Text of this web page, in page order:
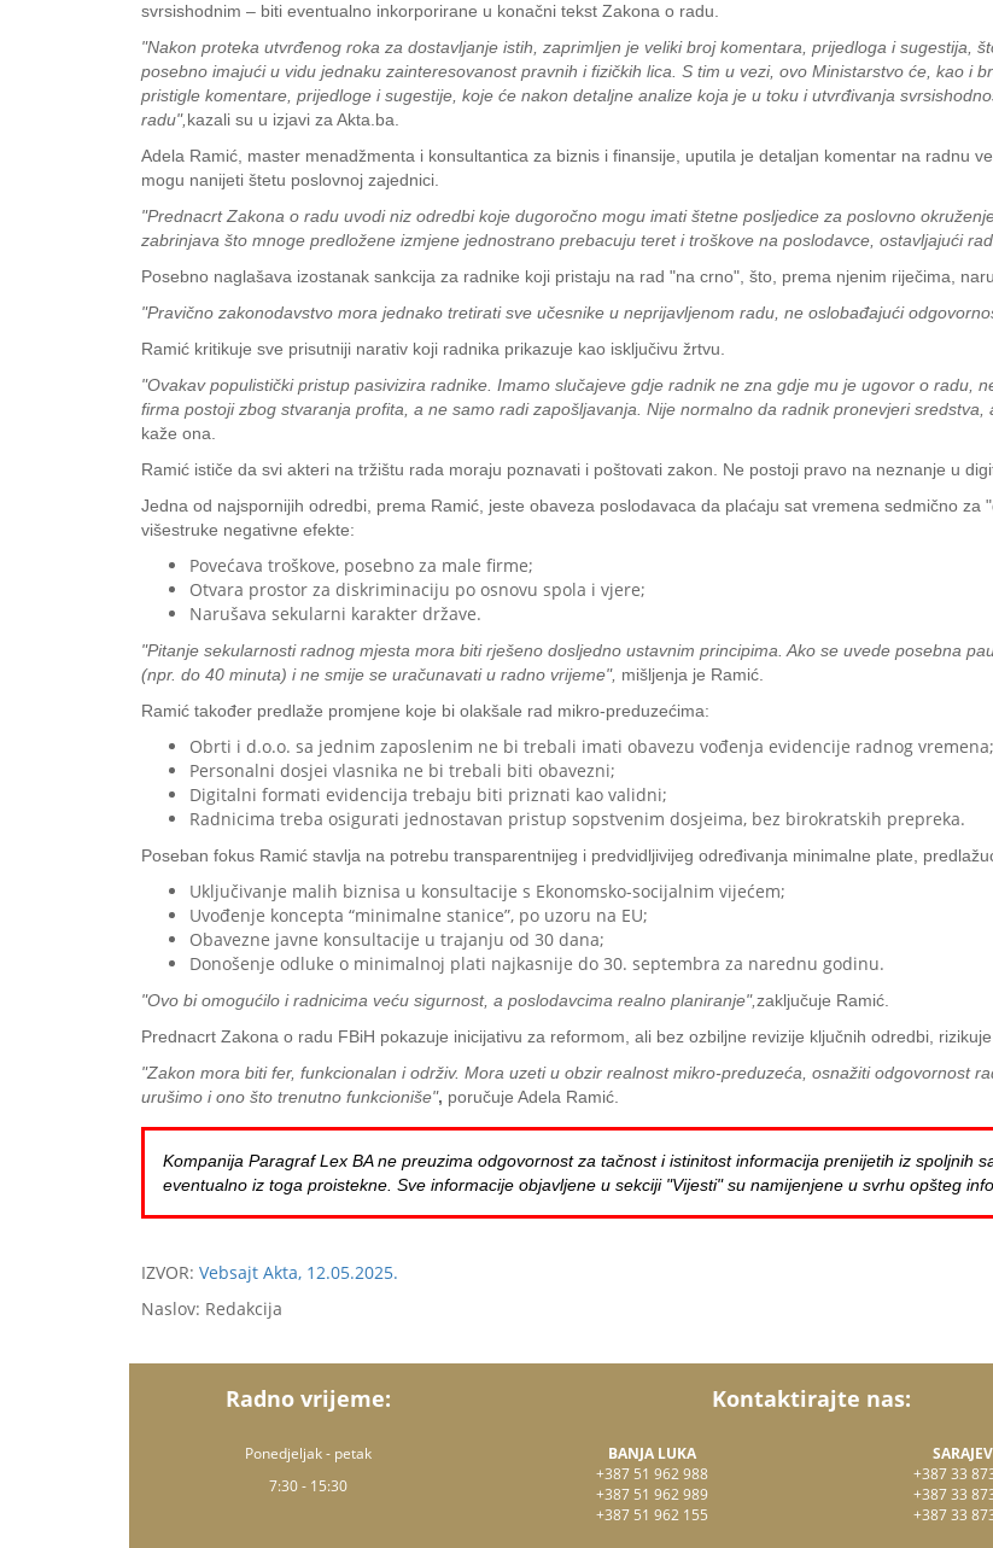
svrsishodnim – biti eventualno inkorporirane u konačni tekst Zakona o radu.
"Nakon proteka utvrđenog roka za dostavljanje istih, zaprimljen je veliki broj komentara, prijedloga i sugestija,
posebno imajući u vidu jednaku zainteresovanost pravnih i fizičkih lica. S tim u vezi, ovo Ministarstvo će, kao i
pristigle komentare, prijedloge i sugestije, koje će nakon detaljne analize koja je u toku i utvrđivanja
radu", kazali su u izjavi za Akta.ba.
Adela Ramić, master menadžmenta i konsultantica za biznis i finansije, uputila je detaljan komentar na radnu
mogu nanijeti štetu poslovnoj zajednici.
"Prednacrt Zakona o radu uvodi niz odredbi koje dugoročno mogu imati štetne posljedice za poslovno
zabrinjava što mnoge predložene izmjene jednostrano prebacuju teret i troškove na poslodavce, ostavljajući
Posebno naglašava izostanak sankcija za radnike koji pristaju na rad "na crno", što, prema njenim riječima,
"Pravično zakonodavstvo mora jednako tretirati sve učesnike u neprijavljenom radu, ne oslobađajući
Ramić kritikuje sve prisutniji narativ koji radnika prikazuje kao isključivu žrtvu.
"Ovakav populistički pristup pasivizira radnike. Imamo slučajeve gdje radnik ne zna gdje mu je ugovor o radu,
firma postoji zbog stvaranja profita, a ne samo radi zapošljavanja. Nije normalno da radnik pronevjeri
kaže ona.
Ramić ističe da svi akteri na tržištu rada moraju poznavati i poštovati zakon. Ne postoji pravo na neznanje u
Jedna od najspornijih odredbi, prema Ramić, jeste obaveza poslodavaca da plaćaju sat vremena sedmično
višestruke negativne efekte:
Povećava troškove, posebno za male firme;
Otvara prostor za diskriminaciju po osnovu spola i vjere;
Narušava sekularni karakter države.
"Pitanje sekularnosti radnog mjesta mora biti rješeno dosljedno ustavnim principima. Ako se uvede posebna
(npr. do 40 minuta) i ne smije se uračunavati u radno vrijeme", mišljenja je Ramić.
Ramić također predlaže promjene koje bi olakšale rad mikro-preduzećima:
Obrti i d.o.o. sa jednim zaposlenim ne bi trebali imati obavezu vođenja evidencije radnog vremena;
Personalni dosjei vlasnika ne bi trebali biti obavezni;
Digitalni formati evidencija trebaju biti priznati kao validni;
Radnicima treba osigurati jednostavan pristup sopstvenim dosjeima, bez birokratskih prepreka.
Poseban fokus Ramić stavlja na potrebu transparentnijeg i predvidljivijeg određivanja minimalne plate,
Uključivanje malih biznisa u konsultacije s Ekonomsko-socijalnim vijećem;
Uvođenje koncepta “minimalne stanice”, po uzoru na EU;
Obavezne javne konsultacije u trajanju od 30 dana;
Donošenje odluke o minimalnoj plati najkasnije do 30. septembra za narednu godinu.
"Ovo bi omogućilo i radnicima veću sigurnost, a poslodavcima realno planiranje",zaključuje Ramić.
Prednacrt Zakona o radu FBiH pokazuje inicijativu za reformom, ali bez ozbiljne revizije ključnih odredbi,
"Zakon mora biti fer, funkcionalan i održiv. Mora uzeti u obzir realnost mikro-preduzeća, osnažiti odgovornost
urušimo i ono što trenutno funkcioniše", poručuje Adela Ramić.
Kompanija Paragraf Lex BA ne preuzima odgovornost za tačnost i istinitost informacija prenijetih iz spoljnih
eventualno iz toga proistekne. Sve informacije objavljene u sekciji "Vijesti" su namijenjene u svrhu opšteg
IZVOR: Vebsajt Akta, 12.05.2025.
Naslov: Redakcija
Radno vrijeme:
Ponedjeljak - petak
7:30 - 15:30
Kontaktirajte nas:
BANJA LUKA
+387 51 962 988
+387 51 962 989
+387 51 962 155
+387 33
+387 33
+387 33